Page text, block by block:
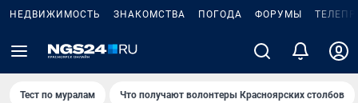
НЕДВИЖИМОСТЬ ЗНАКОМСТВА ПОГОДА ФОРУМЫ
Тест по мурaлaм Что получают волонтеры Красноярских столбов